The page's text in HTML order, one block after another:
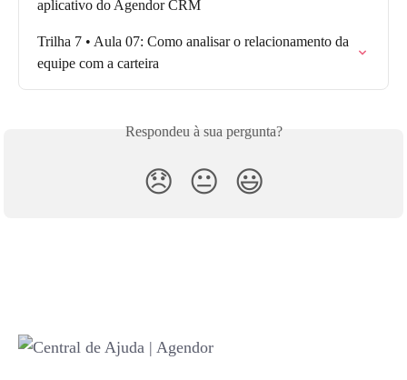
aplicativo do Agendor CRM
Trilha 7 • Aula 07: Como analisar o relacionamento da
equipe com a carteira
Respondeu à sua pergunta?
😞 😐 😃